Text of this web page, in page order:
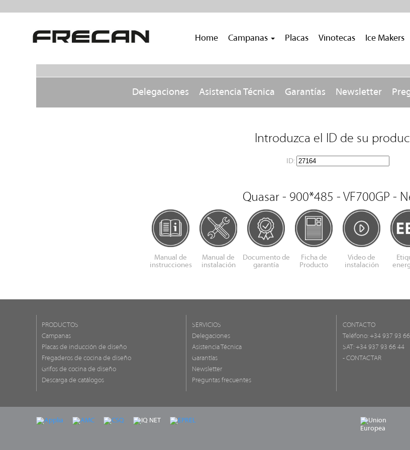
Home Campanas Placas Vinotecas Ice Makers
Delegaciones Asistencia Técnica Garantías Newsletter
Introduzca el ID de su
ID:
Quasar - 900*485 - VF700GP -
Manual de
instrucciones
Manual de
instalación
Documento de
garantía
Ficha de
Producto
Video de
instalación
PRODUCTOS
Campanas
Placas de inducción de diseño
Fregaderos de cocina de diseño
Grifos de cocina de diseño
Descarga de catálogos
SERVICIOS
Delegaciones
Asistencia Técnica
Garantías
Newsletter
Preguntas frecuentes
CONTACTO
Teléfono: +34 937 93
SAT: +34 937 93 66 44
- CONTACTAR